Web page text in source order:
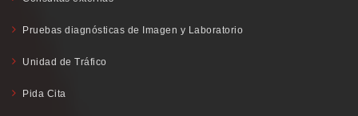
Pruebas diagnósticas de Imagen y Laboratorio
Unidad de Tráfico
Pida Cita